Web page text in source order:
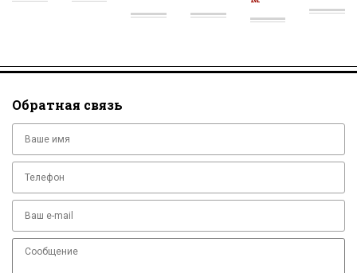
УБ
УБ УБ
Обратная связь